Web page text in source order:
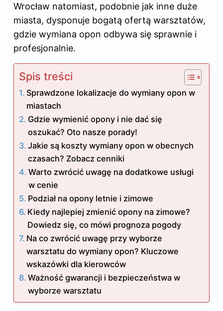
Wrocław natomiast, podobnie jak inne duże
miasta, dysponuje bogatą ofertą warsztatów,
gdzie wymiana opon odbywa się sprawnie i
profesjonalnie.
Spis treści
Sprawdzone lokalizacje do wymiany opon w
miastach
Gdzie wymienić opony i nie dać się
oszukać? Oto nasze porady!
Jakie są koszty wymiany opon w obecnych
czasach? Zobacz cenniki
Warto zwrócić uwagę na dodatkowe usługi
w cenie
Podział na opony letnie i zimowe
Kiedy najlepiej zmienić opony na zimowe?
Dowiedz się, co mówi prognoza pogody
Na co zwrócić uwagę przy wyborze
warsztatu do wymiany opon? Kluczowe
wskazówki dla kierowców
Ważność gwarancji i bezpieczeństwa w
wyborze warsztatu